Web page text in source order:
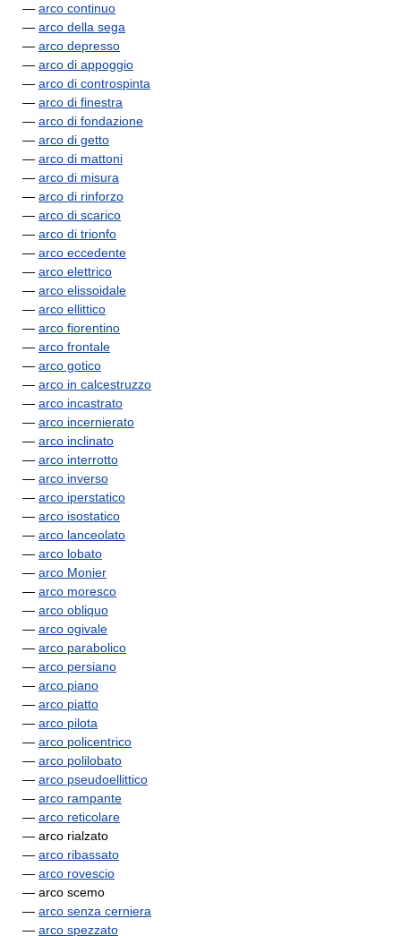
— arco continuo
— arco della sega
— arco depresso
— arco di appoggio
— arco di controspinta
— arco di finestra
— arco di fondazione
— arco di getto
— arco di mattoni
— arco di misura
— arco di rinforzo
— arco di scarico
— arco di trionfo
— arco eccedente
— arco elettrico
— arco elissoidale
— arco ellittico
— arco fiorentino
— arco frontale
— arco gotico
— arco in calcestruzzo
— arco incastrato
— arco incernierato
— arco inclinato
— arco interrotto
— arco inverso
— arco iperstatico
— arco isostatico
— arco lanceolato
— arco lobato
— arco Monier
— arco moresco
— arco obliquo
— arco ogivale
— arco parabolico
— arco persiano
— arco piano
— arco piatto
— arco pilota
— arco policentrico
— arco polilobato
— arco pseudoellittico
— arco rampante
— arco reticolare
— arco rialzato
— arco ribassato
— arco rovescio
— arco scemo
— arco senza cerniera
— arco spezzato